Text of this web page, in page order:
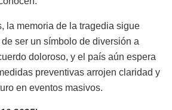
la memoria de la tragedia sigue
ser un símbolo de diversión a
doloroso, y el país aún espera
preventivas arrojen claridad y
en eventos masivos.